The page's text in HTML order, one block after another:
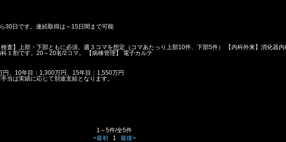
30日です。連続取得は～15日間まで可能
査】上部・下部ともに必須。週３コマを想定（コマあたっり上部10件、下部5件） 【内科外来】消化器内
科１割です。20～20名/2コマ。 【病棟管理】 電子カルテ
円、10年目：1,300万円、15年目：1,550万円
当は実績に応じて別途支給となります。
1～5件/全5件
<最初
1
最後>